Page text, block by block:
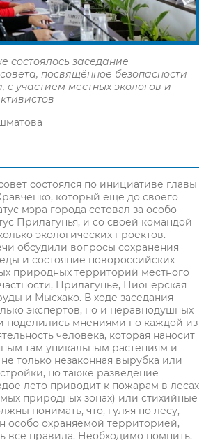
состоялось заседание
посвящённое безопасности
с участием местных экологов и
состоялся по инициативе главы
который ещё до своего
мэра города сетовал за особо
Прилагунья, и со своей командой
экологических проектов.
обсудили вопросы сохранения
и состояние новороссийских
природных территорий местного
Прилагунье, Пионерская
и Мысхако. В ходе заседания
экспертов, но и неравнодушных
поделились мнениями по каждой из
человека, которая наносит
там уникальным растениям и
только незаконная вырубка или
но также разведение
лето приводит к пожарам в лесах
природных зонах) или стихийные
понимать, что, гуляя по лесу,
особо охраняемой территорией,
все правила. Необходимо помнить,